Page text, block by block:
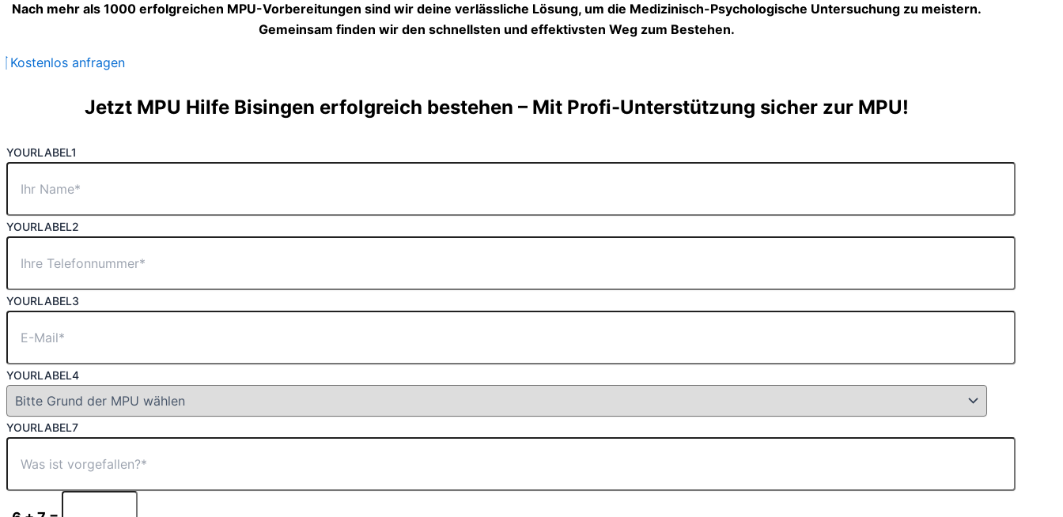
Nach mehr als 1000 erfolgreichen MPU-Vorbereitungen sind wir deine verlässliche Lösung, um die Medizinisch-Psychologische Untersuchung zu meistern.
Gemeinsam finden wir den schnellsten und effektivsten Weg zum Bestehen.
Kostenlos anfragen
Jetzt MPU Hilfe Bisingen erfolgreich bestehen – Mit Profi-Unterstützung sicher zur MPU!
YOURLABEL1
YOURLABEL2
YOURLABEL3
YOURLABEL4
YOURLABEL7